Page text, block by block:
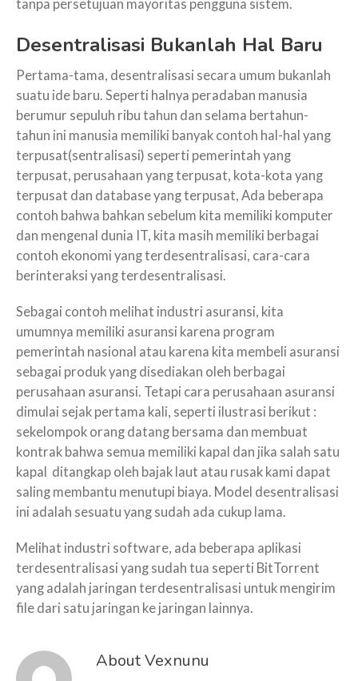
tanpa persetujuan mayoritas pengguna sistem.
Desentralisasi Bukanlah Hal Baru
Pertama-tama, desentralisasi secara umum bukanlah
suatu ide baru. Seperti halnya peradaban manusia
berumur sepuluh ribu tahun dan selama bertahun-
tahun ini manusia memiliki banyak contoh hal-hal yang
terpusat(sentralisasi) seperti pemerintah yang
terpusat, perusahaan yang terpusat, kota-kota yang
terpusat dan database yang terpusat, Ada beberapa
contoh bahwa bahkan sebelum kita memiliki komputer
dan mengenal dunia IT, kita masih memiliki berbagai
contoh ekonomi yang terdesentralisasi, cara-cara
berinteraksi yang terdesentralisasi.
Sebagai contoh melihat industri asuransi, kita
umumnya memiliki asuransi karena program
pemerintah nasional atau karena kita membeli asuransi
sebagai produk yang disediakan oleh berbagai
perusahaan asuransi. Tetapi cara perusahaan asuransi
dimulai sejak pertama kali, seperti ilustrasi berikut :
sekelompok orang datang bersama dan membuat
kontrak bahwa semua memiliki kapal dan jika salah satu
kapal ditangkap oleh bajak laut atau rusak kami dapat
saling membantu menutupi biaya. Model desentralisasi
ini adalah sesuatu yang sudah ada cukup lama.
Melihat industri software, ada beberapa aplikasi
terdesentralisasi yang sudah tua seperti BitTorrent
yang adalah jaringan terdesentralisasi untuk mengirim
file dari satu jaringan ke jaringan lainnya.
About Vexnunu